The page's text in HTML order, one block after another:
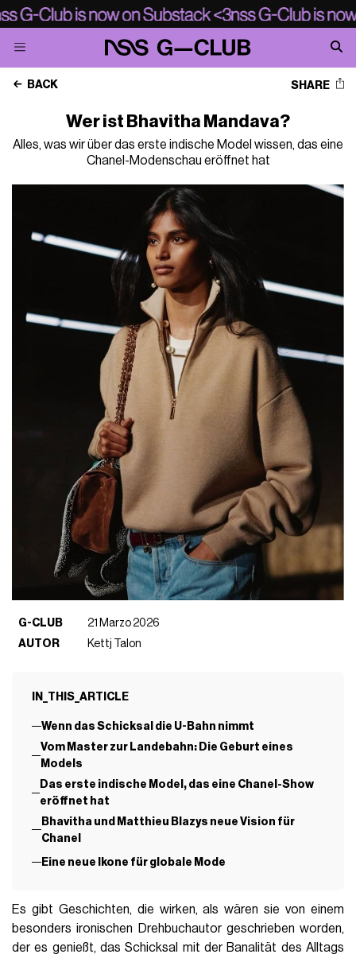
BACK SHARE
Wer ist Bhavitha Mandava?
Alles, was wir über das erste indische Model wissen, das eine
Chanel-Modenschau eröffnet hat
G-CLUB
21 Marzo 2026
AUTOR
Kettj Talon
IN_THIS_ARTICLE
Wenn das Schicksal die U-Bahn nimmt
Vom Master zur Landebahn: Die Geburt eines
Models
Das erste indische Model, das eine Chanel-Show
eröffnet hat
Bhavitha und Matthieu Blazys neue Vision für
Chanel
Eine neue Ikone für globale Mode
Es gibt Geschichten, die wirken, als wären sie von einem
besonders ironischen Drehbuchautor geschrieben worden,
der es genießt, das Schicksal mit der Banalität des Alltags